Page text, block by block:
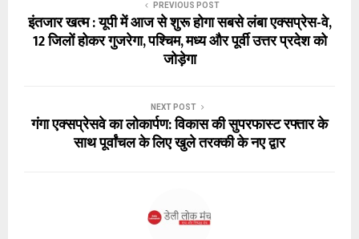
PREVIOUS POST
इंतजार खत्म : यूपी में आज से शुरू होगा सबसे लंबा एक्सप्रेस-वे,
12 जिलों होकर गुजरेगा, पश्चिम, मध्य और पूर्वी उत्तर प्रदेश को
जोड़ेगा
NEXT POST
गंगा एक्सप्रेसवे का लोकार्पण: विकास की सुपरफास्ट रफ्तार के
साथ पूर्वांचल के लिए खुले तरक्की के नए द्वार